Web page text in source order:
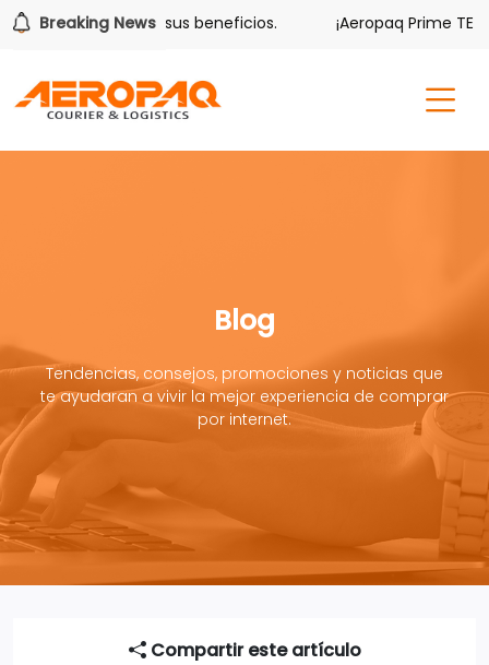
Breaking News
también tiene sus beneficios. ¡Aeropaq Prime TE DA
Blog
Tendencias, consejos, promociones y noticias que
te ayudaran a vivir la mejor experiencia de comprar
por internet.
Compartir este artículo